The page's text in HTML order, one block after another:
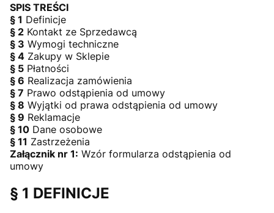
SPIS TREŚCI
§ 1 Definicje
§ 2 Kontakt ze Sprzedawcą
§ 3 Wymogi techniczne
§ 4 Zakupy w Sklepie
§ 5 Płatności
§ 6 Realizacja zamówienia
§ 7 Prawo odstąpienia od umowy
§ 8 Wyjątki od prawa odstąpienia od umowy
§ 9 Reklamacje
§ 10 Dane osobowe
§ 11 Zastrzeżenia
Załącznik nr 1: Wzór formularza odstąpienia od
umowy
§ 1 DEFINICJE